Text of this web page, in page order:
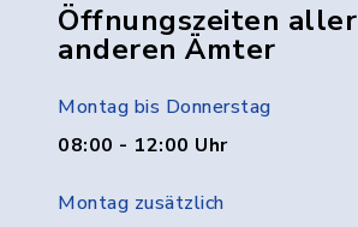
Öffnungszeiten aller
anderen Ämter
Montag bis Donnerstag
08:00 - 12:00 Uhr
Montag zusätzlich